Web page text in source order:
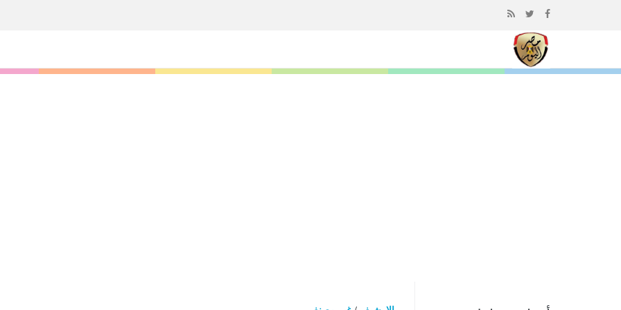
المحتوى